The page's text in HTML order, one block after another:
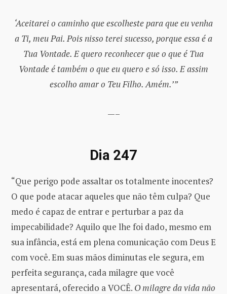
‘Aceitarei o caminho que escolheste para que eu venha
a Ti, meu Pai. Pois nisso terei sucesso, porque essa é a
Tua Vontade. E quero reconhecer que o que é Tua
Vontade é também o que eu quero e só isso. E assim
escolho amar o Teu Filho. Amém.’”
—–
Dia 247
“Que perigo pode assaltar os totalmente inocentes?
O que pode atacar aqueles que não têm culpa? Que
medo é capaz de entrar e perturbar a paz da
impecabilidade? Aquilo que lhe foi dado, mesmo em
sua infância, está em plena comunicação com Deus E
com você. Em suas mãos diminutas ele segura, em
perfeita segurança, cada milagre que você
apresentará, oferecido a VOCÊ. O milagre da vida não